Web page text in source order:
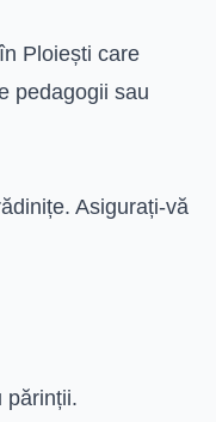
Ploiești care
pedagogii sau
Asigurați-vă
părinții.